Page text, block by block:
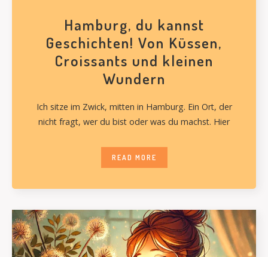
Hamburg, du kannst
Geschichten! Von Küssen,
Croissants und kleinen
Wundern
Ich sitze im Zwick, mitten in Hamburg. Ein Ort, der
nicht fragt, wer du bist oder was du machst. Hier
READ MORE